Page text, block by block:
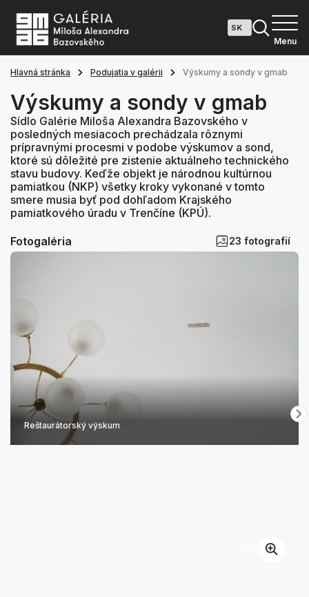
Menu
Hlavná stránka Podujatia v galérii Výskumy a sondy v gmab
Výskumy a sondy v gmab
Sídlo Galérie Miloša Alexandra Bazovského v
posledných mesiacoch prechádzala rôznymi
prípravnými procesmi v podobe výskumov a sond,
ktoré sú dôležité pre zistenie aktuálneho technického
stavu budovy. Keďže objekt je národnou kultúrnou
pamiatkou (NKP) všetky kroky vykonané v tomto
smere musia byť pod dohľadom Krajského
pamiatkového úradu v Trenčíne (KPÚ).
Fotogaléria 23 fotografií
Reštaurátorský výskum